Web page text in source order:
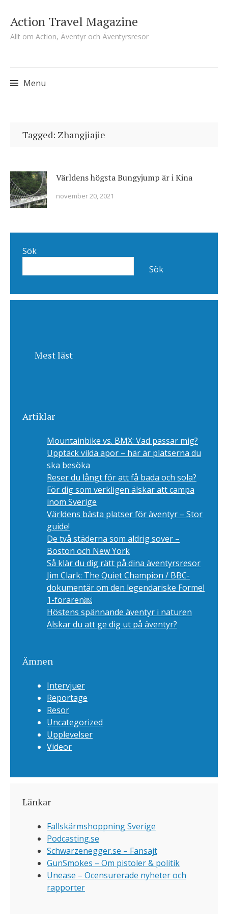
Action Travel Magazine
Allt om Action, Äventyr och Äventyrsresor
Menu
to
Tagged: Zhangjiajie
Världens högsta Bungyjump är i Kina
november 20, 2021
Sök
Sök
Mest läst
Artiklar
Mountainbike vs. BMX: Vad passar mig?
Upptäck vilda apor – här är platserna du
ska besöka
Reser du långt för att få bada och sola?
För dig som verkligen älskar att campa
inom Sverige
Världens bästa platser för äventyr – Stor
guide!
De två städerna som aldrig sover –
Boston och New York
Så klär du dig rätt på dina äventyrsresor
Jim Clark: The Quiet Champion / BBC-
dokumentär om den legendariske Formel
1-föraren￼
Höstens spännande äventyr i naturen
Älskar du att ge dig ut på äventyr?
Ämnen
Intervjuer
Reportage
Resor
Uncategorized
Upplevelser
Videor
Länkar
Fallskärmshoppning Sverige
Podcasting.se
Schwarzenegger.se – Fansajt
GunSmokes – Om pistoler & politik
Unease – Ocensurerade nyheter och
rapporter